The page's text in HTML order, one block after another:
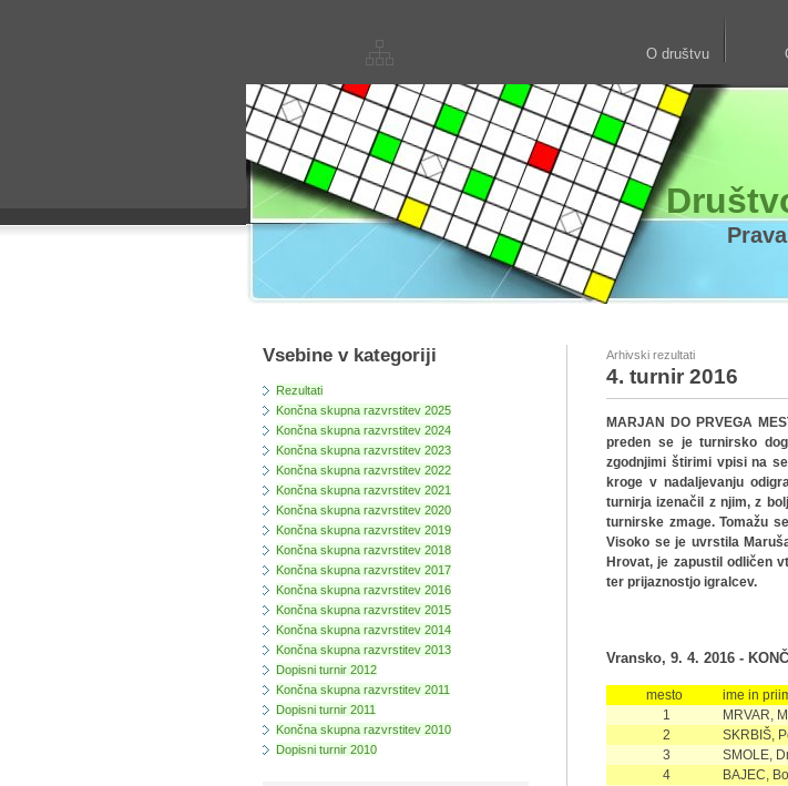
O društvu
Vsebine v kategoriji
Rezultati
Končna skupna razvrstitev 2025
Končna skupna razvrstitev 2024
Končna skupna razvrstitev 2023
Končna skupna razvrstitev 2022
Končna skupna razvrstitev 2021
Končna skupna razvrstitev 2020
Končna skupna razvrstitev 2019
Končna skupna razvrstitev 2018
Končna skupna razvrstitev 2017
Končna skupna razvrstitev 2016
Končna skupna razvrstitev 2015
Končna skupna razvrstitev 2014
Končna skupna razvrstitev 2013
Dopisni turnir 2012
Končna skupna razvrstitev 2011
Dopisni turnir 2011
Končna skupna razvrstitev 2010
Dopisni turnir 2010
Arhivski rezultati
4. turnir 2016
MARJAN DO PRVEGA
preden se je turnirsko
zgodnjimi štirimi vpisi na
kroge v nadaljevanju
turnirja izenačil z njim, z
turnirske zmage. Tomažu
Visoko se je uvrstila
Hrovat, je zapustil odličen
ter prijaznostjo igralcev.
Vransko, 9. 4. 2016 -
mesto ime in
1
MRVAR,
2
SKRBIŠ,
3
SMOLE,
4
BAJEC,